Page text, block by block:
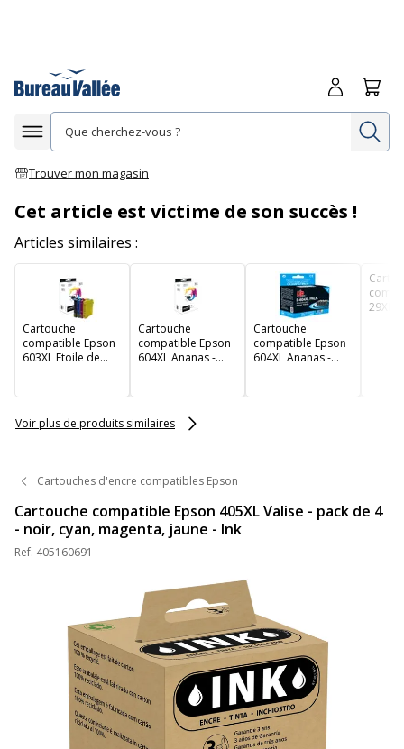
Afficher la navigation
Trouver mon magasin
Me
Cet article est victime de son succès !
Articles similaires :
Cartouche
compatible Epson
603XL Etoile de
magenta - Switch
Cartouche
compatible Epson
604XL Ananas -
magenta - Switch
Cartouche
compatible Epson
604XL Ananas -
magenta - Uprint
29XL
Voir plus de produits similaires
Cartouches d'encre compatibles Epson
Cartouche compatible Epson 405XL Valise - pack de 4
- noir, cyan, magenta, jaune - Ink
Ref. 405160691